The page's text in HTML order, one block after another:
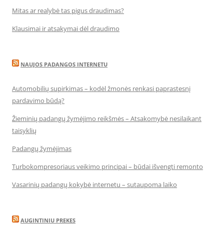
Mitas ar realybė tas pigus draudimas?
Klausimai ir atsakymai dėl draudimo
NAUJOS PADANGOS INTERNETU
Automobilių supirkimas – kodėl žmonės renkasi paprastesnį
pardavimo būdą?
Žieminių padangų žymėjimo reikšmės – Atsakomybė nesilaikant
taisyklių
Padangų žymėjimas
Turbokompresoriaus veikimo principai – būdai išvengti remonto
Vasarinių padangų kokybė internetu – sutaupoma laiko
AUGINTINIU PREKES